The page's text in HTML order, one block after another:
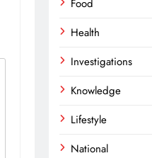
Food
Health
Investigations
Knowledge
Lifestyle
National